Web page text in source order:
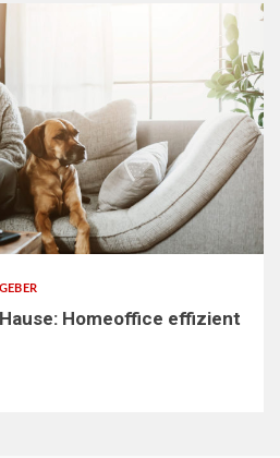
Homeoffice effizient